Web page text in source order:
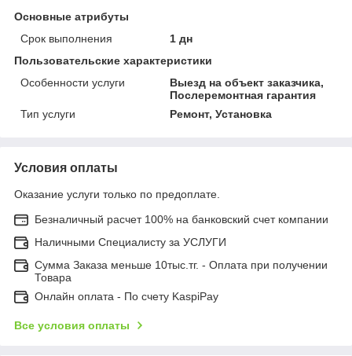
Основные атрибуты
Срок выполнения
1 дн
Пользовательские характеристики
Особенности услуги
Выезд на объект заказчика,
Послеремонтная гарантия
Тип услуги
Ремонт, Установка
Условия оплаты
Оказание услуги только по предоплате.
Безналичный расчет 100% на банковский счет компании
Наличными Специалисту за УСЛУГИ
Сумма Заказа меньше 10тыс.тг. - Оплата при получении
Товара
Онлайн оплата - По счету KaspiPay
Все условия оплаты